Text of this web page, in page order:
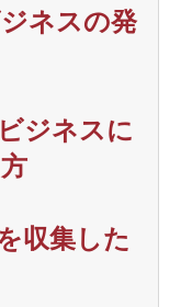
ネスの発
ジネスに
収集した